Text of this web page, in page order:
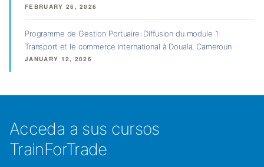
FEBRUARY 26, 2026
Programme de Gestion Portuaire : Diffusion du module 1 :
Transport et le commerce international à Douala, Cameroun
JANUARY 12, 2026
Acceda a sus cursos
TrainForTrade